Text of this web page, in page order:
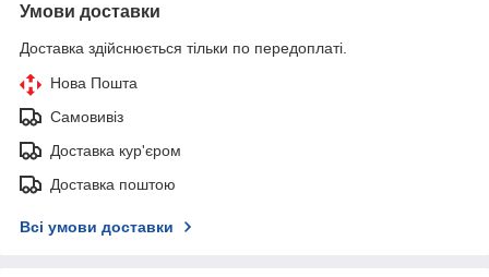
Умови доставки
Доставка здійснюється тільки по передоплаті.
Нова Пошта
Самовивіз
Доставка кур'єром
Доставка поштою
Всі умови доставки